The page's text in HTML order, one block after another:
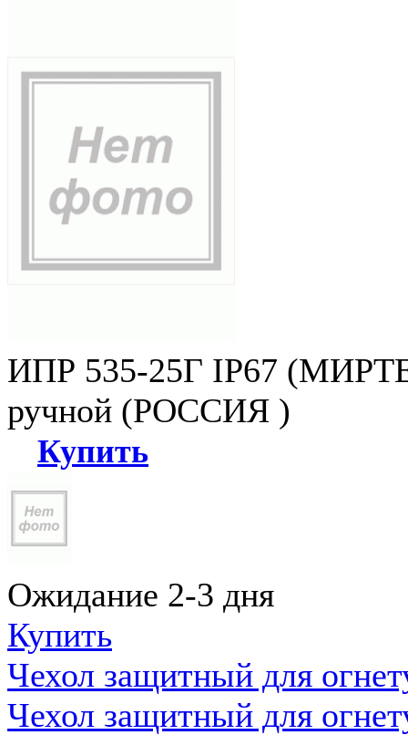
ИПР 535-25Г IP67
ручной (РОССИЯ )
Купить
Ожидание 2-3 дня
Купить
Чехол защитный для
Чехол защитный для